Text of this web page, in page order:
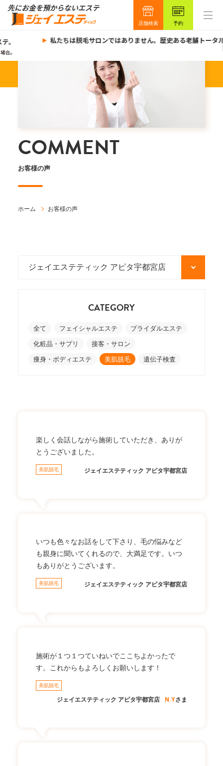
店舗検索 予約
。
合。
私たちは脱毛サロンではありません。歴史ある老舗トータ
COMMENT
お客様の声
ホーム お客様の声
CATEGORY
全て フェイシャルエステ ブライダルエステ
化粧品・サプリ 接客・サロン
痩身・ボディエステ 美肌脱毛 遺伝子検査
楽しく会話しながら施術していただき、ありが
とうございました。
美肌脱毛 ジェイエステティック アピタ宇都宮店
いつも色々なお話をして下さり、毛の悩みなど
も親身に聞いてくれるので、大満足です。いつ
もありがとうございます。
美肌脱毛 ジェイエステティック アピタ宇都宮店
施術が１つ１つていねいでここちよかったで
す。これからもよろしくお願いします！
美肌脱毛
ジェイエステティック アピタ宇都宮店 N.Yさま